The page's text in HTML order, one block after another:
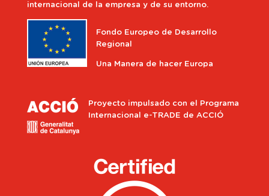
internacional de la empresa y de su entorno.
Fondo Europeo de Desarrollo
Regional
Una Manera de hacer Europa
Proyecto impulsado con el Programa
Internacional e-TRADE de ACCIÓ